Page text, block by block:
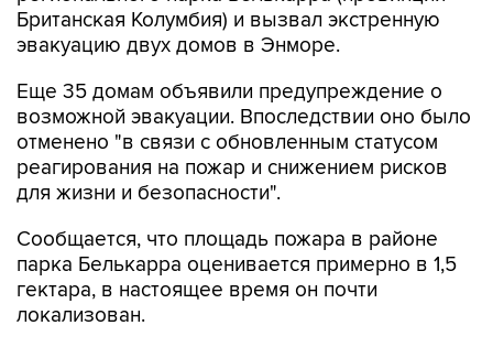
Британская Колумбия) и вызвал экстренную
эвакуацию двух домов в Энморе.
Еще 35 домам объявили предупреждение о
возможной эвакуации. Впоследствии оно было
отменено "в связи с обновленным статусом
реагирования на пожар и снижением рисков
для жизни и безопасности".
Сообщается, что площадь пожара в районе
парка Белькарра оценивается примерно в 1,5
гектара, в настоящее время он почти
локализован.